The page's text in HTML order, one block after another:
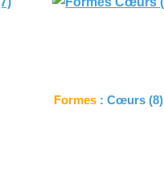
Formes : Cœurs (8)